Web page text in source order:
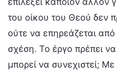
του οίκου του Θεού δεν
ούτε να επηρεάζεται
σχέση. Το έργο πρέπει
μπορεί να συνεχιστεί;